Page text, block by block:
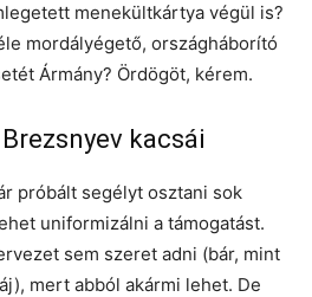
menekültkártya végül is?
mordályégető, országháborító
Ármány? Ördögöt, kérem.
kacsái
próbált segélyt osztani sok
uniformizálni a támogatást.
sem szeret adni (bár, mint
mert abból akármi lehet. De